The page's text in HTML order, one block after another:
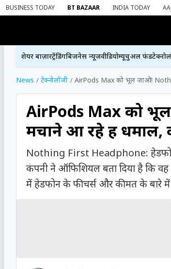
BUSINESS TODAY BT BAZAAR INDIA TODAY
शेयर बाज़ारट्रेंडिंगबिजनेस न्यूजवीडियोम्यूचुअल फंड
News टेक्नोलॉजी AirPods Max को भूल जाओ!
AirPods Max को
मचाने आ रहे हैं धमाल,
Nothing First Headphone:
कंपनी ने ऑफिशियल बता दिया है कि
में हेडफोन के फीचर्स और कीमत के बारे में